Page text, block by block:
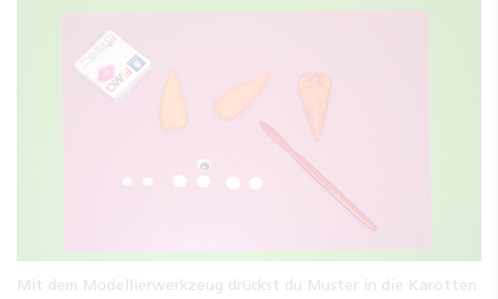
Mit dem Modellierwerkzeug drückst du Muster in die Karotten